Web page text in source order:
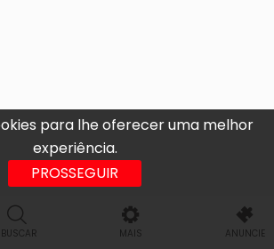
para lhe oferecer uma melhor
experiência.
PROSSEGUIR
BUSCAR MAIS ANUNCIE